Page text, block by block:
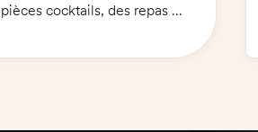
cocktails, des repas et
tenues chaudes